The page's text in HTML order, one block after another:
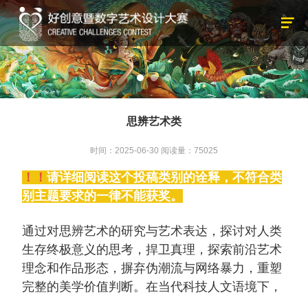
思辨艺术类
时间：2025-06-30 阅读量：75025
！！请详细阅读这个投稿类别的诠释，不符合类
别主题要求的一律不能获奖。
通过对思辨艺术的研究与艺术表达，探讨对人类
生存终极意义的思考，捍卫真理，探索前沿艺术
理念和作品形态，摒弃伪潮流与网络暴力，重塑
完整的美学价值判断。在当代科技人文语境下，